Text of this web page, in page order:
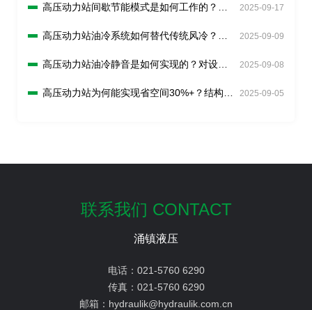
高压动力站间歇节能模式是如何工作的？如
2025-09-17
高压动力站油冷系统如何替代传统风冷？散
2025-09-09
高压动力站油冷静音是如何实现的？对设备
2025-09-08
高压动力站为何能实现省空间30%+？结构设
2025-09-05
联系我们 CONTACT
涌镇液压
电话： 021-5760 6290
传真： 021-5760 6290
邮箱： hydraulik@hydraulik.com.cn